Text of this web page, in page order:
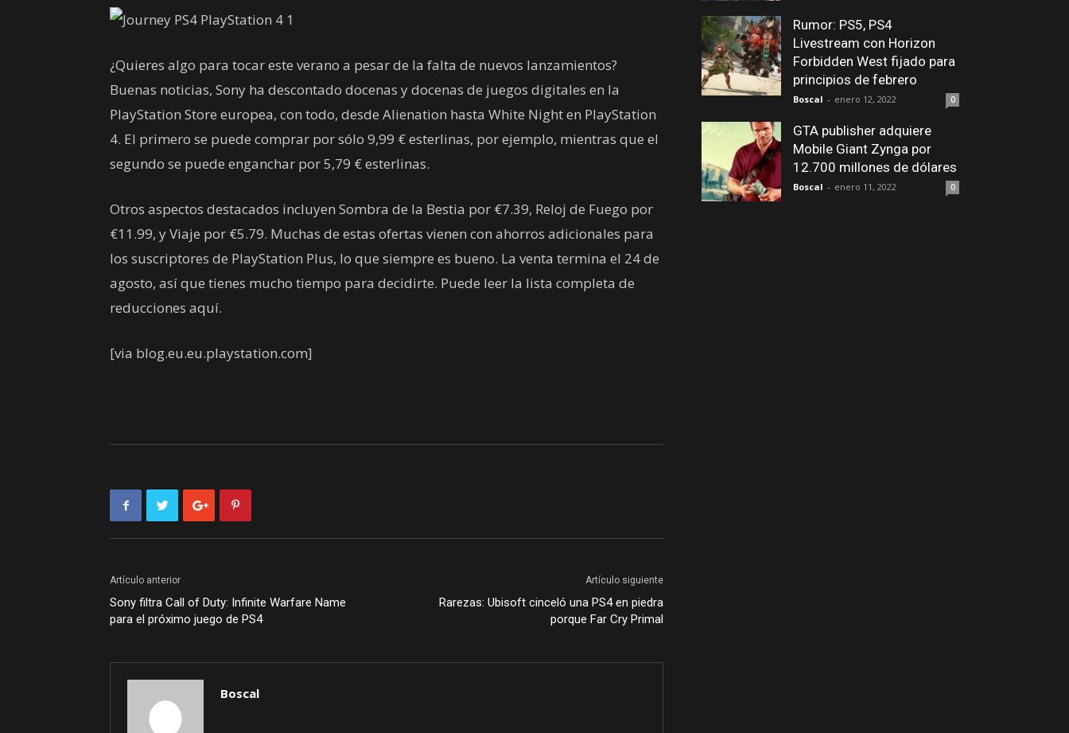
¿Quieres algo para tocar este verano a pesar de la falta de nuevos lanzamientos?
Buenas noticias, Sony ha descontado docenas y docenas de juegos digitales en la
PlayStation Store europea, con todo, desde Alienation hasta White Night en PlayStation
4. El primero se puede comprar por sólo 9,99 € esterlinas, por ejemplo, mientras que el
segundo se puede enganchar por 5,79 € esterlinas.
Otros aspectos destacados incluyen Sombra de la Bestia por €7.39, Reloj de Fuego por
€11.99, y Viaje por €5.79. Muchas de estas ofertas vienen con ahorros adicionales para
los suscriptores de PlayStation Plus, lo que siempre es bueno. La venta termina el 24 de
agosto, así que tienes mucho tiempo para decidirte. Puede leer la lista completa de
reducciones aquí.
[via blog.eu.eu.playstation.com]
Artículo anterior
Sony filtra Call of Duty: Infinite Warfare Name
para el próximo juego de PS4
Artículo siguiente
Rarezas: Ubisoft cinceló una PS4 en piedra
porque Far Cry Primal
Boscal
Rumor: PS5, PS4
Livestream con Horizon
Forbidden West fijado para
principios de febrero
Boscal - enero 12, 2022 0
GTA publisher adquiere
Mobile Giant Zynga por
12.700 millones de dólares
Boscal - enero 11, 2022 0